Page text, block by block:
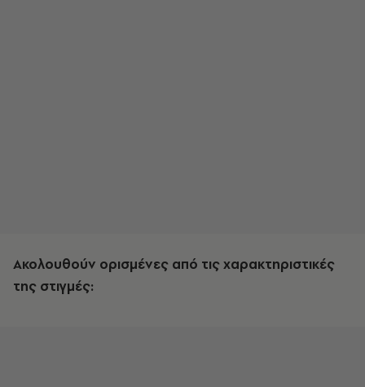
Aκολουθούν ορισμένες από τις χαρακτηριστικές
της στιγμές: